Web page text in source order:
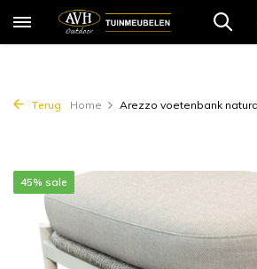
Terug Home Arezzo voetenbank
45% sale